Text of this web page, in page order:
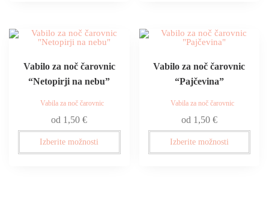
Vabilo za noč čarovnic
“Netopirji na nebu”
Vabila za noč čarovnic
od 1,50€
Izberite možnosti
Vabilo za noč čarovnic
“Pajčevina”
Vabila za noč čarovnic
od 1,50 €
Izberite možnosti